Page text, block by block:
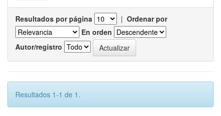
Resultados por página | Ordenar por
En orden
Autor/registro
Resultados 1-1 de 1.